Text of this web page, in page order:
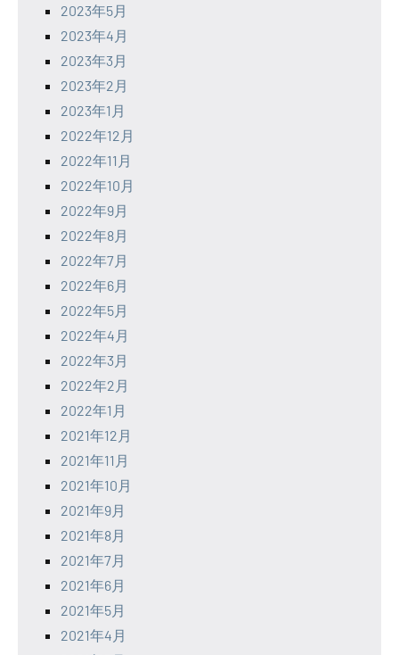
2023年5月
2023年4月
2023年3月
2023年2月
2023年1月
2022年12月
2022年11月
2022年10月
2022年9月
2022年8月
2022年7月
2022年6月
2022年5月
2022年4月
2022年3月
2022年2月
2022年1月
2021年12月
2021年11月
2021年10月
2021年9月
2021年8月
2021年7月
2021年6月
2021年5月
2021年4月